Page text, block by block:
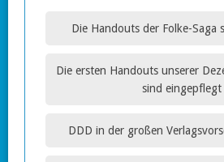
Die Handouts der Folke-Saga
Die ersten Handouts unserer
sind eingepflegt
DDD in der großen